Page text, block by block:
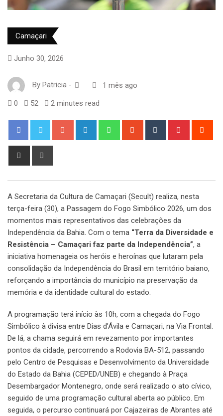
Camaçari
Junho 30, 2026
By Patricia - 1 mês ago
0 52 2 minutes read
Google+ LinkedIn WhatsappStumbleUpon
Tumblr Pinterest
Share
A Secretaria da Cultura de Camaçari (Secult) realiza, nesta
terça-feira (30), a Passagem do Fogo Simbólico 2026, um dos
momentos mais representativos das celebrações da
Independência da Bahia. Com o tema “Terra da Diversidade e
Resistência – Camaçari faz parte da Independência”, a
iniciativa homenageia os heróis e heroínas que lutaram pela
consolidação da Independência do Brasil em território baiano,
reforçando a importância do município na preservação da
memória e da identidade cultural do estado.
A programação terá início às 10h, com a chegada do Fogo
Simbólico à divisa entre Dias d’Ávila e Camaçari, na Via Frontal.
De lá, a chama seguirá em revezamento por importantes
pontos da cidade, percorrendo a Rodovia BA-512, passando
pelo Centro de Pesquisas e Desenvolvimento da Universidade
do Estado da Bahia (CEPED/UNEB) e chegando à Praça
Desembargador Montenegro, onde será realizado o ato cívico,
seguido de uma programação cultural aberta ao público. Em
seguida, o percurso continuará por Cajazeiras de Abrantes até